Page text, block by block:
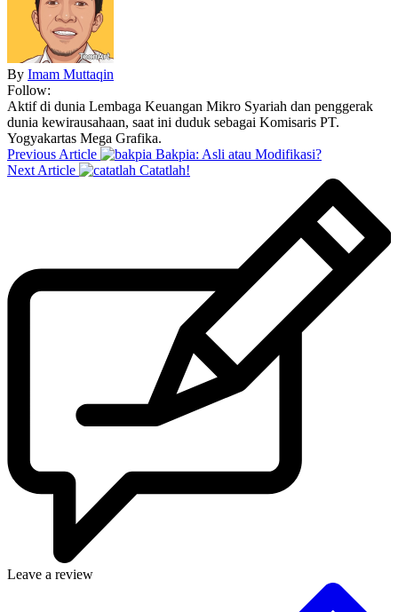
By Imam Muttaqin
Follow:
Aktif di dunia Lembaga Keuangan Mikro Syariah dan penggerak
dunia kewirausahaan, saat ini duduk sebagai Komisaris PT.
Yogyakartas Mega Grafika.
Previous Article
Bakpia: Asli atau Modifikasi?
Next Article
Catatlah!
Leave a review